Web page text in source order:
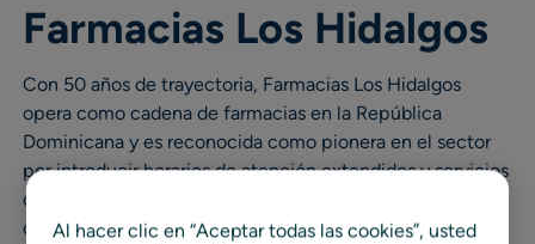
Farmacias Los Hidalgos
Con 50 años de trayectoria, Farmacias Los Hidalgos
opera como cadena de farmacias en la República
Dominicana y es reconocida como pionera en el sector
por introducir horarios de atención extendidos y servicios
de entrega a domicilio. Con 92 tiendas, un centro de
distribución y aproximadamente 14 000 SKU, la empresa
Al hacer clic en “Aceptar todas las cookies”, usted